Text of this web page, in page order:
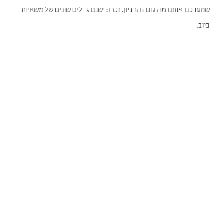
שתעדכנו אותנו מה גובה החניון. זכרו: ישנם גדלים שונים של משאיות
ביוב.